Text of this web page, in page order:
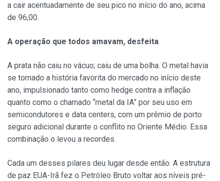
a cair acentuadamente de seu pico no início do ano, acima
de 96,00.
A operação que todos amavam, desfeita
A prata não caiu no vácuo; caiu de uma bolha. O metal havia
se tornado a história favorita do mercado no início deste
ano, impulsionado tanto como hedge contra a inflação
quanto como o chamado “metal da IA” por seu uso em
semicondutores e data centers, com um prêmio de porto
seguro adicional durante o conflito no Oriente Médio. Essa
combinação o levou a recordes.
Cada um desses pilares deu lugar desde então. A estrutura
de paz EUA-Irã fez o Petróleo Bruto voltar aos níveis pré-